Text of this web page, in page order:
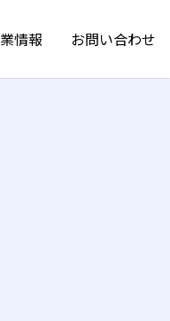
情報 お問い合わせ